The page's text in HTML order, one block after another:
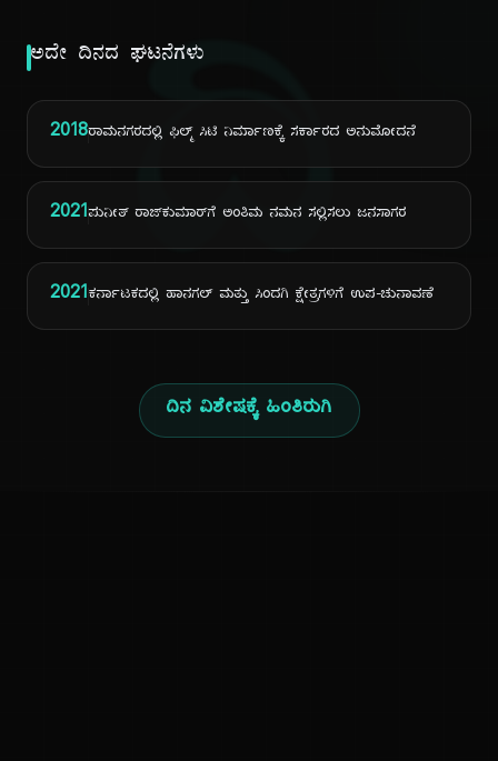
ದಿ
ಅದೇ ದಿನದ ಘಟನೆಗಳು
2018ರಾಮನಗರದಲ್ಲಿ ಫಿಲ್ಮ್ ಸಿಟಿ ನಿರ್ಮಾಣಕ್ಕೆ ಸರ್ಕಾರದ ಅನುಮೋದನೆ
2021ಪುನೀತ್ ರಾಜ್‌ಕುಮಾರ್‌ಗೆ ಅಂತಿಮ ನಮನ ಸಲ್ಲಿಸಲು ಜನಸಾಗರ
2021ಕರ್ನಾಟಕದಲ್ಲಿ ಹಾನಗಲ್ ಮತ್ತು ಸಿಂದಗಿ ಕ್ಷೇತ್ರಗಳಿಗೆ ಉಪ-ಚುನಾವಣೆ
ದಿನ ವಿಶೇಷಕ್ಕೆ ಹಿಂತಿರುಗಿ